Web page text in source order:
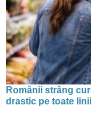
Românii strâng
drastic pe toate